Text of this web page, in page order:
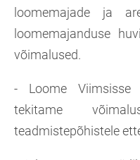
loomemajade ja
loomemajanduse
võimalused.
- Loome Viimsisse
tekitame
teadmistepõhistele